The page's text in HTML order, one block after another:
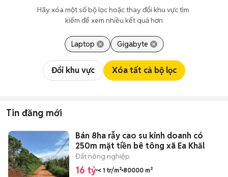
Hãy xóa một số bộ lọc hoặc thay đổi khu vực tìm
kiếm để xem nhiều kết quả hơn
Laptop Gigabyte
Đổi khu vực Xóa tất cả bộ lọc
Tin đăng mới
Bán 8ha rẫy cao su kinh doanh có
250m mặt tiền bê tông xã Ea Khăl
Đất nông nghiệp
16 tỷ < 1 tr/m² 80000 m²